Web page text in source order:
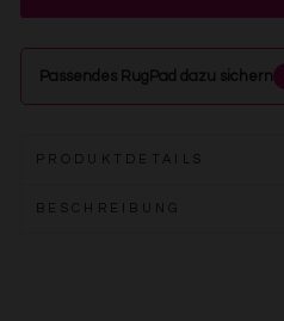
Passendes RugPad dazu sichern
PRODUKTDETAILS
BESCHREIBUNG